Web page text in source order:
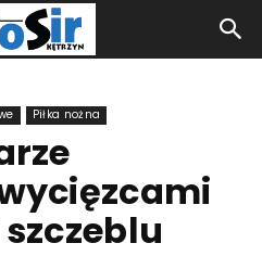
Piłka nożna